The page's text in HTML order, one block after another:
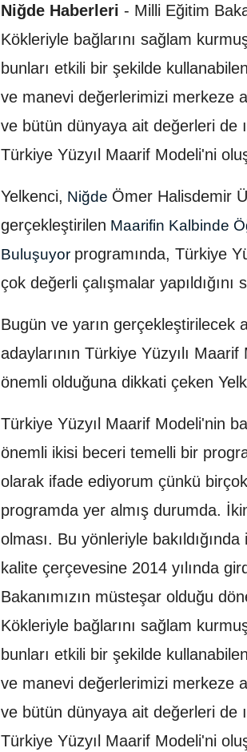
Niğde Haberleri - Milli Eğitim
Kökleriyle bağlarını sağlam
bunları etkili bir şekilde
ve manevi değerlerimizi merkeze
ve bütün dünyaya ait değerleri de
Türkiye Yüzyıl Maarif Modeli'ni
Yelkenci, Niğde Ömer Halisdemir
gerçekleştirilen Maarifin Kalbinde
Buluşuyor programında, Türkiye
çok değerli çalışmalar yapıldığını
Bugün ve yarın gerçekleştirilecek
adaylarının Türkiye Yüzyılı
önemli olduğuna dikkati çeken
Türkiye Yüzyıl Maarif Modeli'nin
önemli ikisi beceri temelli bir
olarak ifade ediyorum çünkü
programda yer almış durumda.
olması. Bu yönleriyle
kalite çerçevesine 2014 yılında
Bakanımızın müsteşar olduğu
Kökleriyle bağlarını sağlam
bunları etkili bir şekilde
ve manevi değerlerimizi merkeze
ve bütün dünyaya ait değerleri de
Türkiye Yüzyıl Maarif Modeli'ni